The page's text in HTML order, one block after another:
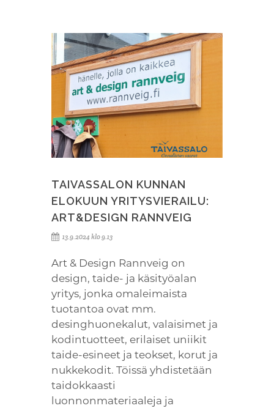
TAIVASSALON KUNNAN
ELOKUUN YRITYSVIERAILU:
ART&DESIGN RANNVEIG
13.9.2024 klo 9.13
Art & Design Rannveig on
design, taide- ja käsityöalan
yritys, jonka omaleimaista
tuotantoa ovat mm.
desinghuonekalut, valaisimet ja
kodintuotteet, erilaiset uniikit
taide-esineet ja teokset, korut ja
nukkekodit. Töissä yhdistetään
taidokkaasti
luonnonmateriaaleja ja